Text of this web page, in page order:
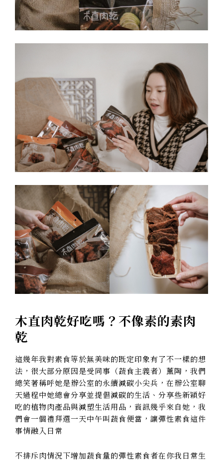
木直肉乾好吃嗎？不像素的素肉
乾
這幾年我對素食等於無美味的既定印象有了不一樣的想
法，很大部分原因是受同事（蔬食主義者）薰陶，我們
總笑著稱呼她是辦公室的永續減碳小尖兵，在辦公室聊
天過程中她總會分享並提倡減碳的生活、分享些新穎好
吃的植物肉產品與減塑生活用品，資訊幾乎來自她，我
們會一個禮拜選一天中午叫蔬食便當，讓彈性素食這件
事情融入日常
不排斥肉情況下增加蔬食量的彈性素食者在你我日常生